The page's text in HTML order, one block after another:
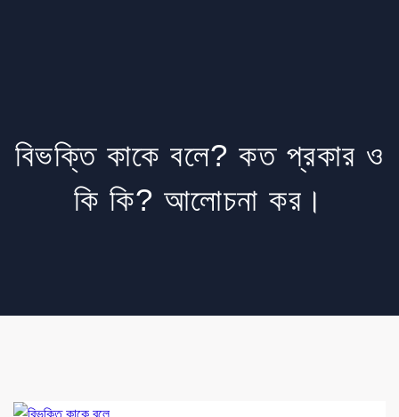
বিভক্তি কাকে বলে? কত প্রকার ও
কি কি? আলোচনা কর।